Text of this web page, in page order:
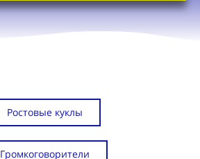
Ростовые куклы
Громкоговорители